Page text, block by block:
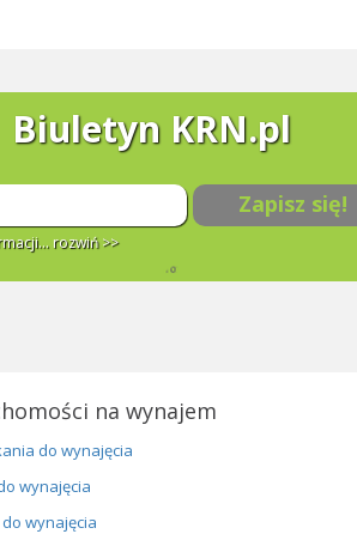
Biuletyn KRN.pl
Zapisz się!
rozwiń >>
na wynajem
do wynajęcia
wynajęcia
do wynajęcia